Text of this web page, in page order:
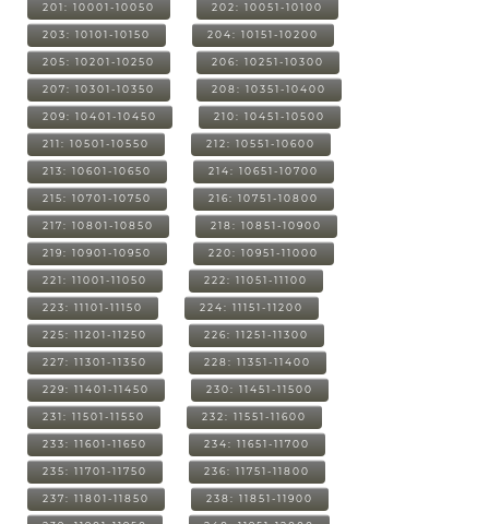
201: 10001-10050 202: 10051-10100
203: 10101-10150 204: 10151-10200
205: 10201-10250 206: 10251-10300
207: 10301-10350 208: 10351-10400
209: 10401-10450 210: 10451-10500
211: 10501-10550 212: 10551-10600
213: 10601-10650 214: 10651-10700
215: 10701-10750 216: 10751-10800
217: 10801-10850 218: 10851-10900
219: 10901-10950 220: 10951-11000
221: 11001-11050 222: 11051-11100
223: 11101-11150 224: 11151-11200
225: 11201-11250 226: 11251-11300
227: 11301-11350 228: 11351-11400
229: 11401-11450 230: 11451-11500
231: 11501-11550 232: 11551-11600
233: 11601-11650 234: 11651-11700
235: 11701-11750 236: 11751-11800
237: 11801-11850 238: 11851-11900